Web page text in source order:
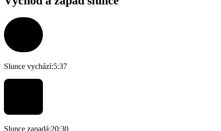
Slunce vychází:5:37
Slunce zapadá:20:30